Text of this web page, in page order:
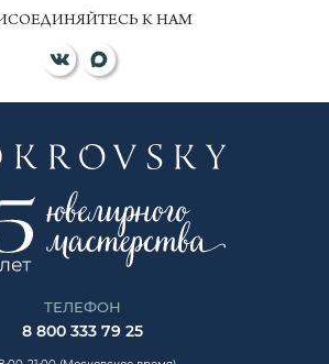
К НАМ
ТЕЛЕФОН
8 800 333 79 25